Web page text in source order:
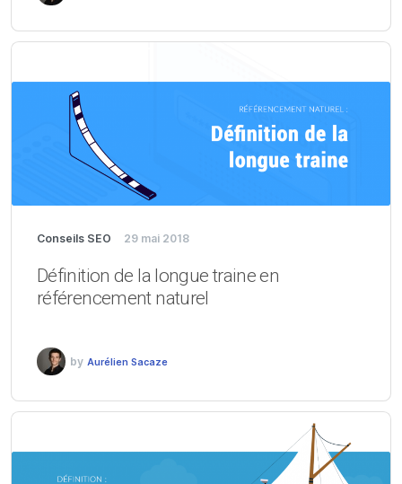
Conseils SEO 29 mai 2018
Définition de la longue traine en
référencement naturel
by Aurélien Sacaze